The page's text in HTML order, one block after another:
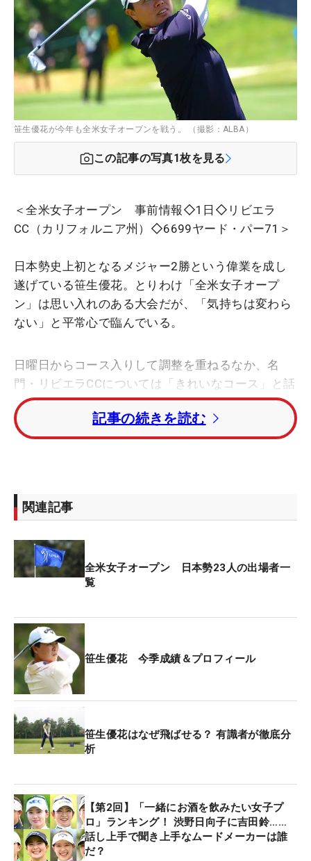
笹生優花が今年も全米女子オープンを戦う。 （撮影：ALBA）
この記事の写真1枚を見る
＜全米女子オープン 事前情報◇1日◇リビエラ
CC（カリフォルニア州）◇6699ヤード・パー71＞
日本勢史上初となるメジャー2勝という偉業を成し
遂げている笹生優花。とりわけ「全米女子オープ
ン」は思い入れのある大会だが、「気持ちは変わら
ない」と平常心で臨んでいる。
日曜日からコース入りして調整を重ねるなか、名
門・リビエラCCについては「きれいなコース」と話
す。米国男子ツアー「ジェネシス招待」の舞台とし
ても知られるが、「何回か見たことはあります」と
映像で予習済み。それでも「持つ番手が違うので」
約1カ月前からリビエラで実戦練習を重ねるなど、
全米へ向けて入念なコースチェックを行ってきた。
代覇者である大会だからといって特別な感情はな
い。目の前の一試合に全力を注ぐ、変わらない姿勢
がそこにはある。
2021年大会では19歳11カ月17日の史上最年少記録
で優勝。24年大会でも優勝し、史上最年少での全米
2勝となった。連覇を目指した昨年大会は予選落
ち。ただ、苦しんだのは全米だけではなく、その後
もなかなか結果を残せない時期が続いている。
昨年は7月「アムンディ・エビアン選手権」から自
など、苦しい戦いは続く。
それでも、わずかながら光は見えてきた。メジャー
今季初戦「シェブロン選手権」2日目には、24年の
記事の続きを読む
関連記事
全米女子オープン 日本勢23人の出場者一
覧
笹生優花 今季成績＆プロフィール
笹生優花はなぜ飛ばせる？ 有識者が徹底分
析
【第2回】「一緒にお酒を飲みたい女子プ
ロ」ランキング！ 渋野日向子に吉田鈴……
話し上手で聞き上手なムードメーカーは誰
だ？